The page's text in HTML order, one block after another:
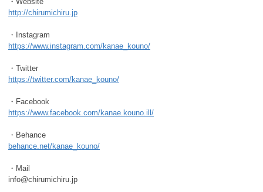
http://chirumichiru.jp
・Instagram
https://www.instagram.com/kanae_kouno/
・Twitter
https://twitter.com/kanae_kouno/
・Facebook
https://www.facebook.com/kanae.kouno.ill/
・Behance
behance.net/kanae_kouno/
・Mail
info@chirumichiru.jp